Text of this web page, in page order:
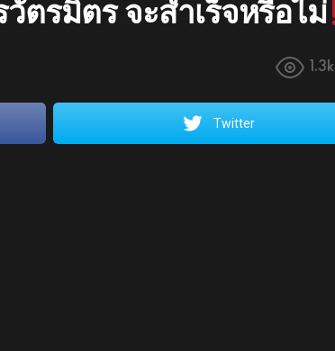
ตรมิตร จะสำเร็จหรือไม่
1.3k
Twitter